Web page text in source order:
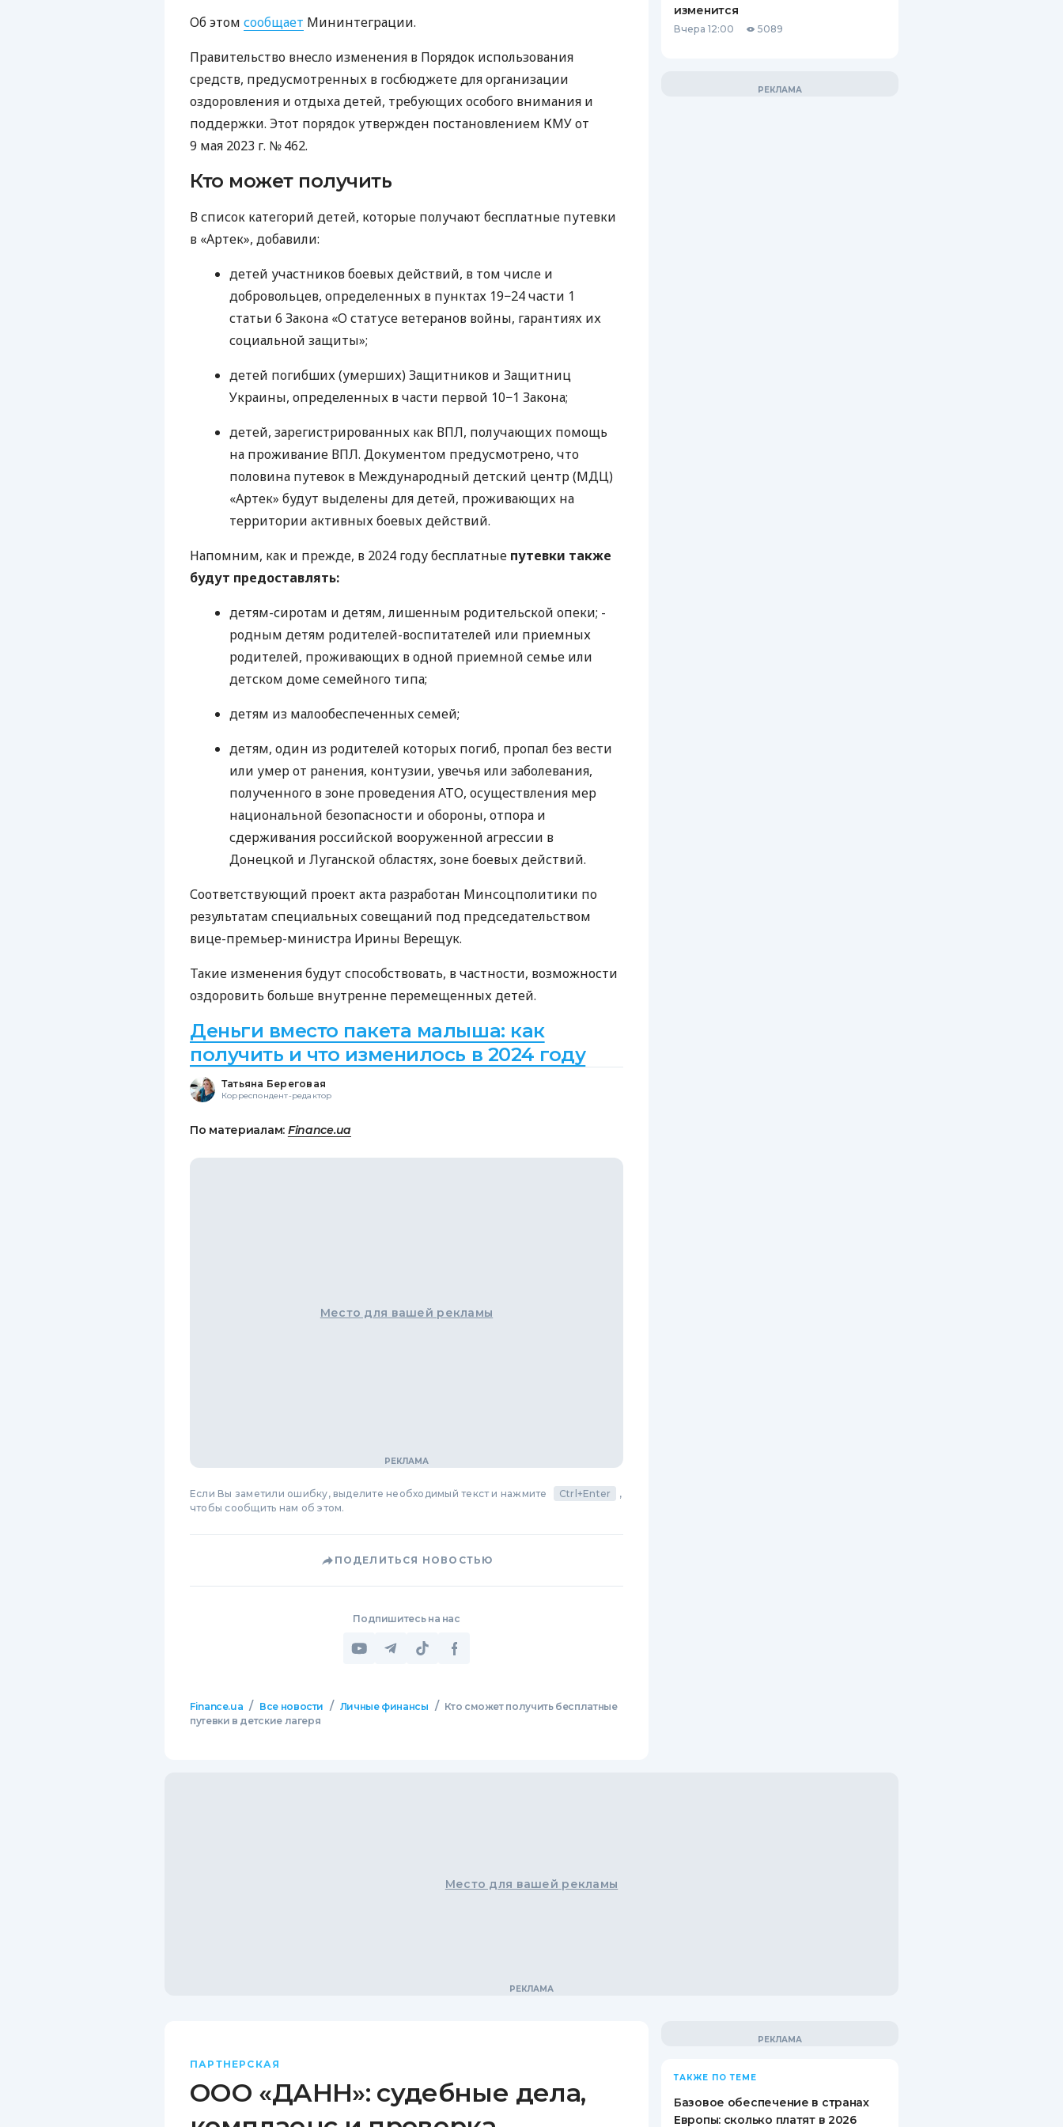
Об этом сообщает Мининтеграции.
Правительство внесло изменения в Порядок использования
средств, предусмотренных в госбюджете для организации
оздоровления и отдыха детей, требующих особого внимания и
поддержки. Этот порядок утвержден постановлением КМУ от
9 мая 2023 г. № 462.
Кто может получить
В список категорий детей, которые получают бесплатные путевки
в «Артек», добавили:
детей участников боевых действий, в том числе и
добровольцев, определенных в пунктах 19−24 части 1
статьи 6 Закона «О статусе ветеранов войны, гарантиях их
социальной защиты»;
детей погибших (умерших) Защитников и Защитниц
Украины, определенных в части первой 10−1 Закона;
детей, зарегистрированных как ВПЛ, получающих помощь
на проживание ВПЛ. Документом предусмотрено, что
половина путевок в Международный детский центр (МДЦ)
«Артек» будут выделены для детей, проживающих на
территории активных боевых действий.
Напомним, как и прежде, в 2024 году бесплатные путевки также
будут предоставлять:
детям-сиротам и детям, лишенным родительской опеки; -
родным детям родителей-воспитателей или приемных
родителей, проживающих в одной приемной семье или
детском доме семейного типа;
детям из малообеспеченных семей;
детям, один из родителей которых погиб, пропал без вести
или умер от ранения, контузии, увечья или заболевания,
полученного в зоне проведения АТО, осуществления мер
национальной безопасности и обороны, отпора и
сдерживания российской вооруженной агрессии в
Донецкой и Луганской областях, зоне боевых действий.
Соответствующий проект акта разработан Минсоцполитики по
результатам специальных совещаний под председательством
вице-премьер-министра Ирины Верещук.
Такие изменения будут способствовать, в частности, возможности
оздоровить больше внутренне перемещенных детей.
Деньги вместо пакета малыша: как
получить и что изменилось в 2024 году
Татьяна Береговая
Корреспондент-редактор
По материалам: Finance.ua
Место для вашей рекламы
Если Вы заметили ошибку, выделите необходимый текст и нажмите Ctrl+Enter
,
чтобы сообщить нам об этом.
ПОДЕЛИТЬСЯ НОВОСТЬЮ
Подпишитесь на нас
Finance.ua / Все новости / Личные финансы / Кто сможет получить бесплатные
путевки в детские лагеря
изменится
Вчера 12:00 5089
Место для вашей рекламы
ПАРТНЕРСКАЯ
ООО «ДАНН»: судебные дела,
ТАКЖЕ ПО ТЕМЕ
Базовое обеспечение в странах
Европы: сколько платят в 2026